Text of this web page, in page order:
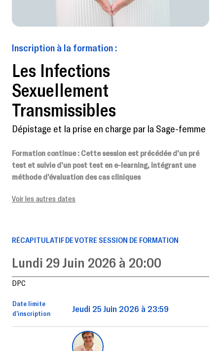
Inscription à la formation :
Les Infections
Sexuellement
Transmissibles
Dépistage et la prise en charge par la Sage-femme
Formation continue: Cette session est précédée d’un pré
test et suivie d’un post test en e-learning, intégrant une
méthode d’évaluation des cas cliniques
Voir les autres dates
RÉCAPITULATIF DE VOTRE SESSION DE FORMATION
Lundi 29 Juin 2026 à 20:00
DPC
Date limite
d’inscription
Jeudi 25 Juin 2026 à 23:59